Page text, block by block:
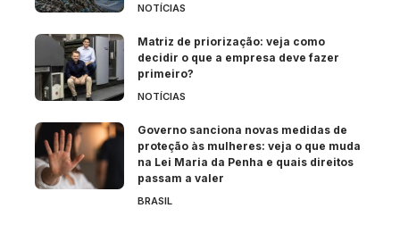
NOTÍCIAS
Matriz de priorização: veja como
decidir o que a empresa deve fazer
primeiro?
NOTÍCIAS
Governo sanciona novas medidas de
proteção às mulheres: veja o que muda
na Lei Maria da Penha e quais direitos
passam a valer
BRASIL